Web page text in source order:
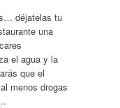
déjatelas tu
una
el agua y la
que el
menos drogas